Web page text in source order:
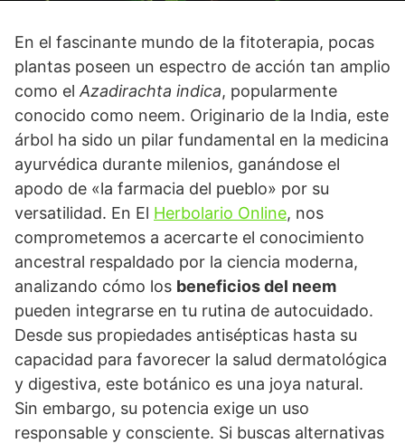
En el fascinante mundo de la fitoterapia, pocas
plantas poseen un espectro de acción tan amplio
como el Azadirachta indica, popularmente
conocido como neem. Originario de la India, este
árbol ha sido un pilar fundamental en la medicina
ayurvédica durante milenios, ganándose el
apodo de «la farmacia del pueblo» por su
versatilidad. En El Herbolario Online, nos
comprometemos a acercarte el conocimiento
ancestral respaldado por la ciencia moderna,
analizando cómo los beneficios del neem
pueden integrarse en tu rutina de autocuidado.
Desde sus propiedades antisépticas hasta su
capacidad para favorecer la salud dermatológica
y digestiva, este botánico es una joya natural.
Sin embargo, su potencia exige un uso
responsable y consciente. Si buscas alternativas